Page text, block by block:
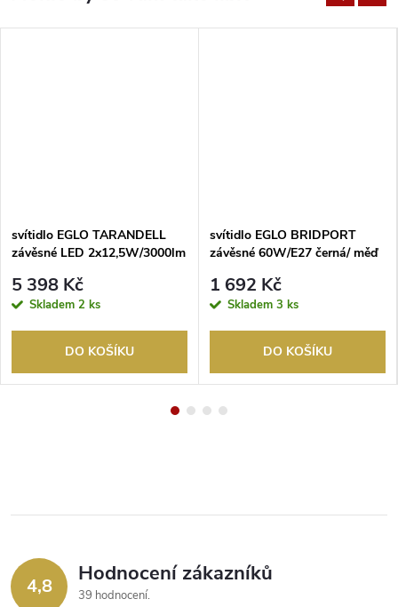
svítidlo EGLO TARANDELL
závěsné LED 2x12,5W/3000lm
5 398 Kč
Skladem 2 ks
DO KOŠÍKU
svítidlo EGLO BRIDPORT
závěsné 60W/E27 černá/ měď
1 692 Kč
Skladem 3 ks
DO KOŠÍKU
4,8 Hodnocení zákazníků
39 hodnocení